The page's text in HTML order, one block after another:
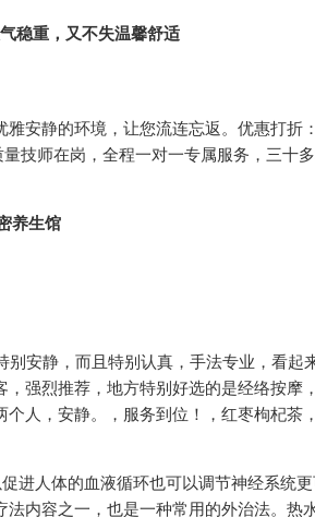
安静的环境，让您流连忘返。优惠打折
技师在岗，全程一对一专属服务，三十
安静，而且特别认真，手法专业，看起
强烈推荐，地方特别好选的是经络按摩
人，安静。，服务到位！，红枣枸杞茶
进人体的血液循环也可以调节神经系统
内容之一，也是一种常用的外治法。热